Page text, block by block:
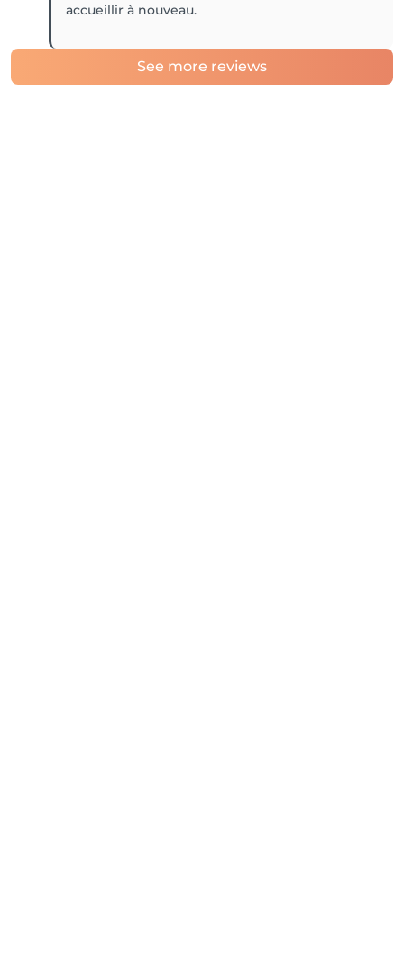
accueillir à nouveau.
See more reviews